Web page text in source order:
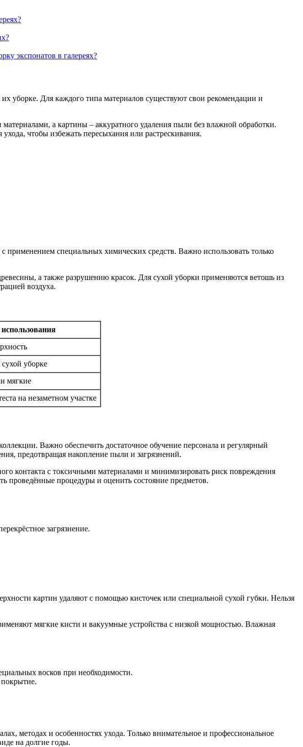
экспонатов в галереях?
уборке. Для каждого типа материалов существуют свои рекомендации и
а картины – аккуратного удаления пыли без влажной обработки.
чтобы избежать пересыхания или растрескивания.
специальных химических средств. Важно использовать только
а также разрушению красок. Для сухой уборки применяются ветошь из
воздуха.
уборке
мягкие
на незаметном участке
Важно обеспечить достаточное обучение персонала и регулярный
предотвращая накопление пыли и загрязнений.
контакта с токсичными материалами и минимизировать риск повреждения
проведённые процедуры и оценить состояние предметов.
загрязнение.
картин удаляют с помощью кисточек или специальной сухой губки. Нельзя
мягкие кисти и вакуумные устройства с низкой мощностью. Влажная
восков при необходимости.
методах и особенностях ухода. Только внимательное и профессиональное
на долгие годы.